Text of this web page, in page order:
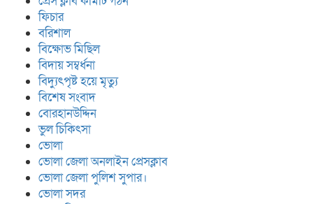
ফিচার
বরিশাল
বিক্ষোভ মিছিল
বিদায় সম্বর্ধনা
বিদ্যুৎপৃষ্ট হয়ে মৃত্যু
বিশেষ সংবাদ
বোরহানউদ্দিন
ভুল চিকিৎসা
ভোলা
ভোলা জেলা অনলাইন প্রেসক্লাব
ভোলা জেলা পুলিশ সুপার।
ভোলা সদর